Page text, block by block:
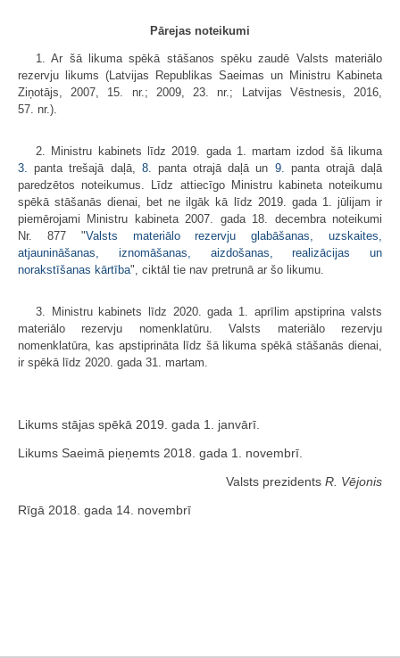
Pārejas noteikumi
1. Ar šā likuma spēkā stāšanos spēku zaudē Valsts materiālo
rezervju likums (Latvijas Republikas Saeimas un Ministru Kabineta
Ziņotājs, 2007, 15. nr.; 2009, 23. nr.; Latvijas Vēstnesis, 2016,
57. nr.).
2. Ministru kabinets līdz 2019. gada 1. martam izdod šā likuma
3. panta trešajā daļā, 8. panta otrajā daļā un 9. panta otrajā daļā
paredzētos noteikumus. Līdz attiecīgo Ministru kabineta noteikumu
spēkā stāšanās dienai, bet ne ilgāk kā līdz 2019. gada 1. jūlijam ir
piemērojami Ministru kabineta 2007. gada 18. decembra noteikumi
Nr. 877 "Valsts materiālo rezervju glabāšanas, uzskaites,
atjaunināšanas, iznomāšanas, aizdošanas, realizācijas un
norakstīšanas kārtība", ciktāl tie nav pretrunā ar šo likumu.
3. Ministru kabinets līdz 2020. gada 1. aprīlim apstiprina valsts
materiālo rezervju nomenklatūru. Valsts materiālo rezervju
nomenklatūra, kas apstiprināta līdz šā likuma spēkā stāšanās dienai,
ir spēkā līdz 2020. gada 31. martam.
Likums stājas spēkā 2019. gada 1. janvārī.
Likums Saeimā pieņemts 2018. gada 1. novembrī.
Valsts prezidents R. Vējonis
Rīgā 2018. gada 14. novembrī